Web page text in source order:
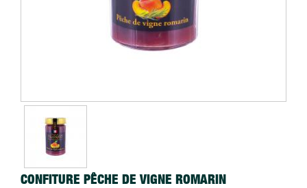
CONFITURE PÊCHE DE VIGNE ROMARIN